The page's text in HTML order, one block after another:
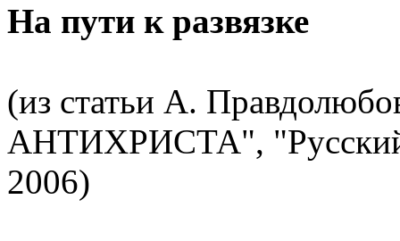
На пути к развязке
(из статьи А.
АНТИХРИСТА", "Русский
2006)